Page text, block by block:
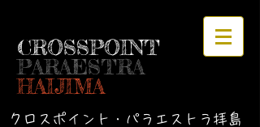
CROSSPOINT
PARAESTRA
HAIJIMA
クロスポイント・パラエストラ拝島